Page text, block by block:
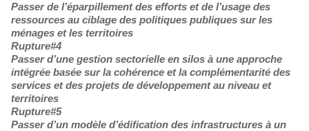
Passer de l’éparpillement des efforts et de l’usage des
ressources au ciblage des politiques publiques sur les
ménages et les territoires
Rupture#4
Passer d’une gestion sectorielle en silos à une approche
intégrée basée sur la cohérence et la complémentarité des
services et des projets de développement au niveau et
territoires
Rupture#5
Passer d’un modèle d’édification des infrastructures à un